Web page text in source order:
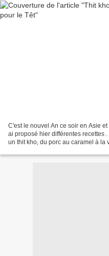
C'est le nouvel An ce soir en Asie
ai proposé hier différentes recettes
un thit kho, du porc au caramel à la